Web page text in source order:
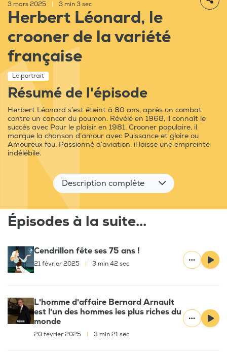
3 mars 2025 3 min 3 sec
Herbert Léonard, le
crooner de la variété
française
Le portrait
Résumé de l'épisode
Herbert Léonard s’est éteint à 80 ans, après un combat
contre un cancer du poumon. Révélé en 1968, il connaît le
succès avec Pour le plaisir en 1981. Crooner populaire, il
marque la chanson d’amour avec Puissance et gloire ou
Amoureux fou. Passionné d’aviation, il laisse une empreinte
indélébile.
Description complète
Épisodes à la suite...
Cendrillon fête ses 75 ans !
21 février 2025 3 min 42 sec
L'homme d'affaire Bernard Arnault
est l'un des hommes les plus riches du
monde
20 février 2025 3 min 21 sec